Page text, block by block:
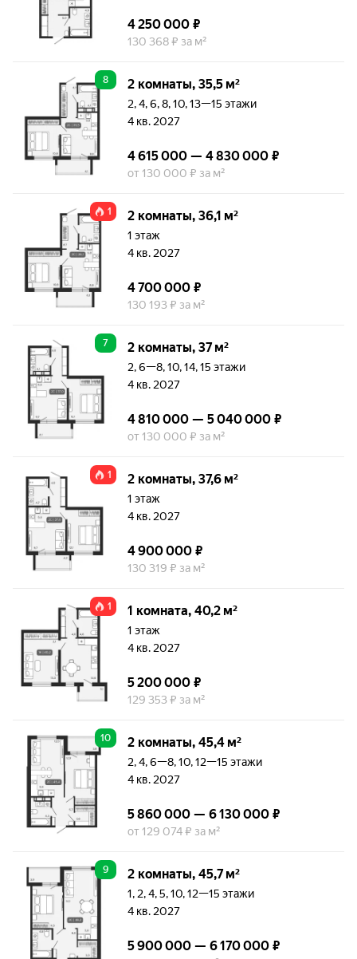
4 250 000 ₽
130 368 ₽ за м²
8 2 комнаты, 35,5 м²
2, 4, 6, 8, 10, 13—15 этажи
4 кв. 2027
4 615 000 — 4 830 000 ₽
от 130 000 ₽ за м²
1 2 комнаты, 36,1 м²
1 этаж
4 кв. 2027
4 700 000 ₽
130 193 ₽ за м²
7 2 комнаты, 37 м²
2, 6—8, 10, 14, 15 этажи
4 кв. 2027
4 810 000 — 5 040 000 ₽
от 130 000 ₽ за м²
1 2 комнаты, 37,6 м²
1 этаж
4 кв. 2027
4 900 000 ₽
130 319 ₽ за м²
1 1 комната, 40,2 м²
1 этаж
4 кв. 2027
5 200 000 ₽
129 353 ₽ за м²
10 2 комнаты, 45,4 м²
2, 4, 6—8, 10, 12—15 этажи
4 кв. 2027
5 860 000 — 6 130 000 ₽
от 129 074 ₽ за м²
9 2 комнаты, 45,7 м²
1, 2, 4, 5, 10, 12—15 этажи
4 кв. 2027
5 900 000 — 6 170 000 ₽